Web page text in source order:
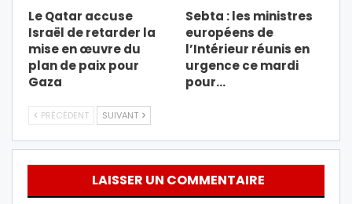
Le Qatar accuse
Israël de retarder la
mise en œuvre du
plan de paix pour
Gaza
Sebta : les ministres
européens de
l’Intérieur réunis en
urgence ce mardi
pour…
PRÉCÉDENT SUIVANT
LAISSER UN COMMENTAIRE